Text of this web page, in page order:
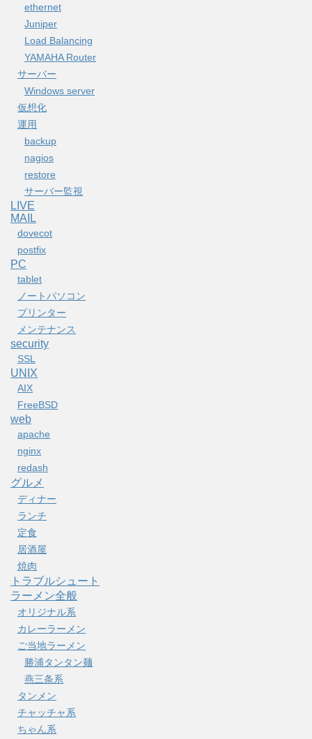
ethernet
Juniper
Load Balancing
YAMAHA Router
サーバー
Windows server
仮想化
運用
backup
nagios
restore
サーバー監視
LIVE
MAIL
dovecot
postfix
PC
tablet
ノートパソコン
プリンター
メンテナンス
security
SSL
UNIX
AIX
FreeBSD
web
apache
nginx
redash
グルメ
ディナー
ランチ
定食
居酒屋
焼肉
トラブルシュート
ラーメン全般
オリジナル系
カレーラーメン
ご当地ラーメン
勝浦タンタン麺
燕三条系
タンメン
チャッチャ系
ちゃん系